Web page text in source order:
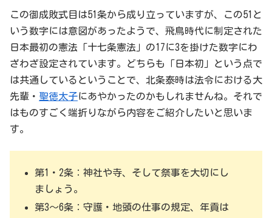
この御成敗式目は51条から成り立っていますが、この51と
いう数字には意図があったようで、飛鳥時代に制定された
日本最初の憲法「十七条憲法」の17に3を掛けた数字にわ
ざわざ設定されています。どちらも「日本初」という点で
は共通しているということで、北条泰時は法令における大
先輩・ 聖徳太子にあやかったのかもしれませんね。それで
はものすごく端折りながら内容をご紹介したいと思いま
す。
第1・2条：神社や寺、そして祭事を大切にし
ましょう。
第3～6条：守護・地頭の仕事の規定、年貢は